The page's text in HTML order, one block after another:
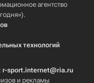
агентство
технологий
r-sport.internet@ria.ru
и рекламы